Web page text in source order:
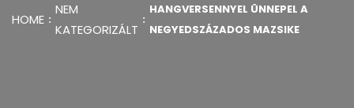
HOME
NEM
KATEGORIZÁLT
HANGVERSENNYEL ÜNNEPEL A
NEGYEDSZÁZADOS MAZSIKE